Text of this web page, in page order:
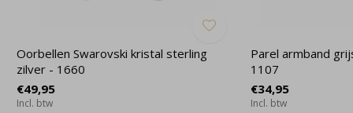
Oorbellen Swarovski kristal sterling
zilver - 1660
€49,95
Incl. btw
Parel armband
1107
€34,95
Incl. btw